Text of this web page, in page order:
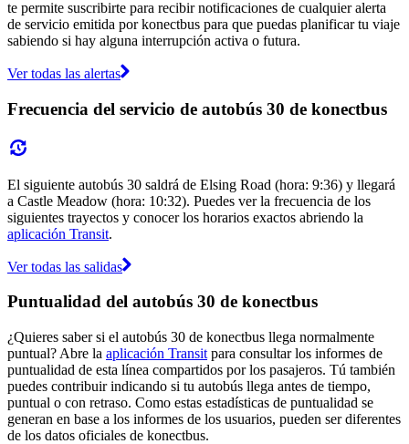
te permite suscribirte para recibir notificaciones de cualquier alerta
de servicio emitida por konectbus para que puedas planificar tu viaje
sabiendo si hay alguna interrupción activa o futura.
Ver todas las alertas
Frecuencia del servicio de autobús 30 de konectbus
El siguiente autobús 30 saldrá de Elsing Road (hora: 9:36) y llegará
a Castle Meadow (hora: 10:32). Puedes ver la frecuencia de los
siguientes trayectos y conocer los horarios exactos abriendo la
aplicación Transit.
Ver todas las salidas
Puntualidad del autobús 30 de konectbus
¿Quieres saber si el autobús 30 de konectbus llega normalmente
puntual? Abre la aplicación Transit para consultar los informes de
puntualidad de esta línea compartidos por los pasajeros. Tú también
puedes contribuir indicando si tu autobús llega antes de tiempo,
puntual o con retraso. Como estas estadísticas de puntualidad se
generan en base a los informes de los usuarios, pueden ser diferentes
de los datos oficiales de konectbus.